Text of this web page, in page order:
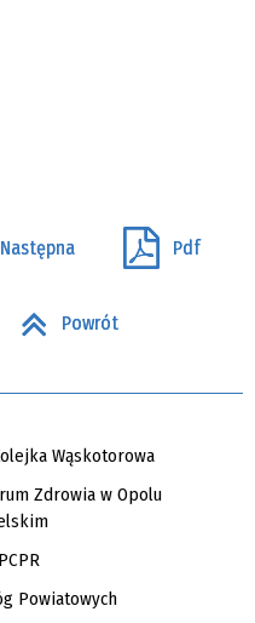
Następna Pdf
Powrót